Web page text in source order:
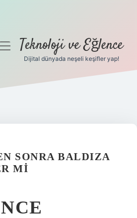
Teknoloji ve Eğlence
Dijital dünyada neşeli keşifler yap!
SONRA BALDIZA
MI